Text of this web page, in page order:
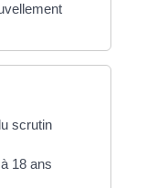
scrutin
18 ans